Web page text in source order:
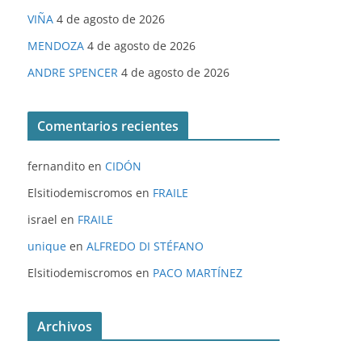
VIÑA 4 de agosto de 2026
MENDOZA 4 de agosto de 2026
ANDRE SPENCER 4 de agosto de 2026
Comentarios recientes
fernandito en CIDÓN
Elsitiodemiscromos en FRAILE
israel en FRAILE
unique en ALFREDO DI STÉFANO
Elsitiodemiscromos en PACO MARTÍNEZ
Archivos